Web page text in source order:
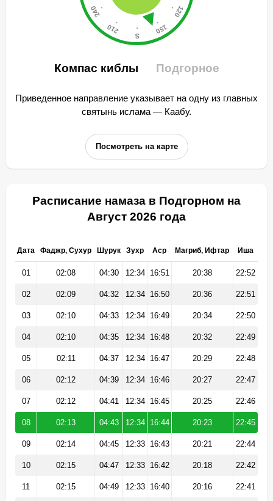
Компас киблы Подгорное
Приведенное направление указывает на одну из главных
святынь ислама — Каабу.
Посмотреть на карте
Расписание намаза в Подгорном на
Август 2026 года
Дата Фаджр, Сухур Шурук Зухр Аср Магриб, Ифтар Иша
01 02:08 04:30 12:34 16:51 20:38 22:52
02 02:09 04:32 12:34 16:50 20:36 22:51
03 02:10 04:33 12:34 16:49 20:34 22:50
04 02:10 04:35 12:34 16:48 20:32 22:49
05 02:11 04:37 12:34 16:47 20:29 22:48
06 02:12 04:39 12:34 16:46 20:27 22:47
07 02:12 04:41 12:34 16:45 20:25 22:46
08 02:13 04:43 12:34 16:44 20:23 22:45
09 02:14 04:45 12:33 16:43 20:21 22:44
10 02:15 04:47 12:33 16:42 20:18 22:42
11 02:15 04:49 12:33 16:40 20:16 22:41